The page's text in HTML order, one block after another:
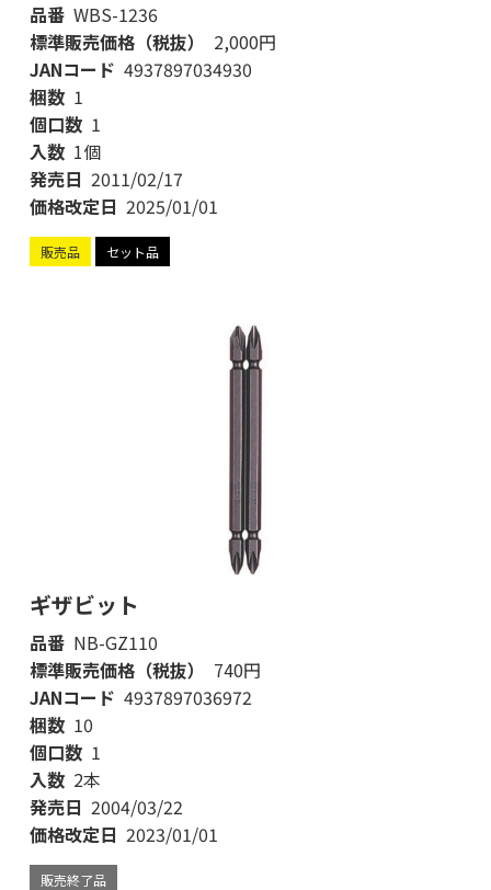
品番 WBS-1236
標準販売価格（税抜）
2,000円
JANコード 4937897034930
梱数 1
個口数 1
入数 1個
発売日 2011/02/17
価格改定日 2025/01/01
販売品 セット品
ギザビット
品番 NB-GZ110
標準販売価格（税抜）
740円
JANコード 4937897036972
梱数 10
個口数 1
入数 2本
発売日 2004/03/22
価格改定日 2023/01/01
販売終了品